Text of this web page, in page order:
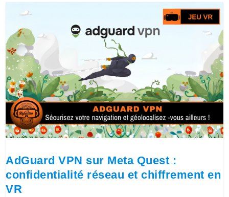
AdGuard VPN sur Meta Quest :
confidentialité réseau et chiffrement en
VR